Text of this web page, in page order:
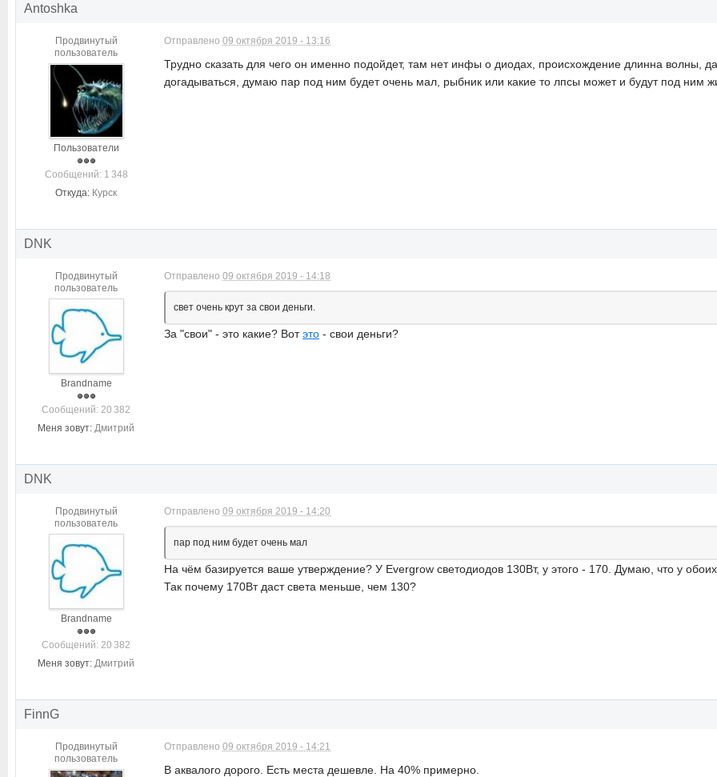
Antoshka
Продвинутый
пользователь
Пользователи
Cообщений: 1 348
Откуда: Курск
Отправлено 09 октября 2019 - 13:16
Трудно сказать для чего он именно подойдет, там нет инфы о диодах, происхождение длинна волны,
догадываться, думаю пар под ним будет очень мал, рыбник или какие то лпсы может и будут под ним
DNK
Продвинутый
пользователь
Brandname
Cообщений: 20 382
Меня зовут: Дмитрий
Отправлено 09 октября 2019 - 14:18
свет очень крут за свои деньги.
За "свои" - это какие? Вотэто - свои деньги?
DNK
Продвинутый
пользователь
Brandname
Cообщений: 20 382
Меня зовут: Дмитрий
Отправлено 09 октября 2019 - 14:20
пар под ним будет очень мал
На чём базируется ваше утверждение? У Evergrow светодиодов 130Вт, у этого - 170. Думаю, что у
Так почему 170Вт даст света меньше, чем 130?
FinnG
Продвинутый
пользователь
Отправлено 09 октября 2019 - 14:21
В аквалого дорого. Есть места дешевле. На 40% примерно.